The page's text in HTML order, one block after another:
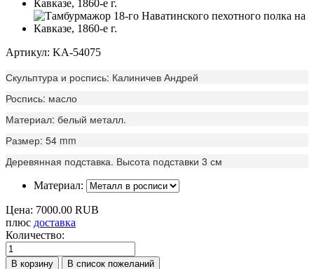
Артикул: KA-54075
Скульптура и роспись: Калиничев Андрей
Роспись: масло
Материал: белый металл.
Размер: 54 mm
Деревянная подставка. Высота подставки 3 см
Материал:
Цена: 7000.00 RUB
плюс доставка
Количество: